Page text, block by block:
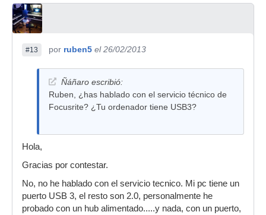
#13 por ruben5 el 26/02/2013
Ñáñaro escribió:
Ruben, ¿has hablado con el servicio técnico de
Focusrite? ¿Tu ordenador tiene USB3?
Hola,
Gracias por contestar.
No, no he hablado con el servicio tecnico. Mi pc tiene un
puerto USB 3, el resto son 2.0, personalmente he
probado con un hub alimentado.....y nada, con un puerto,